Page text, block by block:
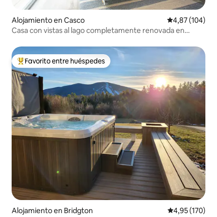
Alojamiento en Casco Calificación
4,87 (104)
Casa con vistas al lago completamente renovada en
Favorito entre los huéspedes más destacados
Favorito entre huéspedes
Alojamiento en Bridgton Calificación
4,95 (170)